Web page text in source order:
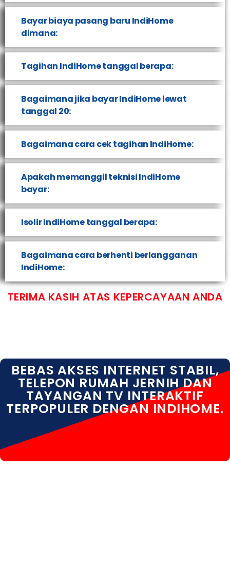
Bayar biaya pasang baru IndiHome
dimana:
Tagihan IndiHome tanggal berapa:
Bagaimana jika bayar IndiHome lewat
tanggal 20:
Bagaimana cara cek tagihan IndiHome:
Apakah memanggil teknisi IndiHome
bayar:
Isolir IndiHome tanggal berapa:
Bagaimana cara berhenti berlangganan
IndiHome:
TERIMA KASIH ATAS KEPERCAYAAN ANDA
BEBAS AKSES INTERNET STABIL,
TELEPON RUMAH JERNIH DAN
TAYANGAN TV INTERAKTIF
TERPOPULER DENGAN INDIHOME.